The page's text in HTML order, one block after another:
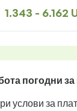
1.343 - 6.162
погодни
услови за